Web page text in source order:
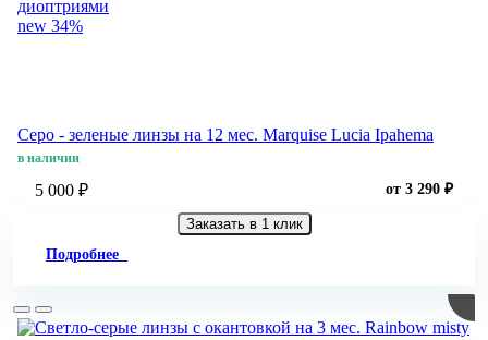
new 34%
Серо - зеленые линзы на 12 мес. Marquise Lucia Ipahema
в наличии
5 000 ₽ от 3 290 ₽
Заказать в 1 клик
Подробнее